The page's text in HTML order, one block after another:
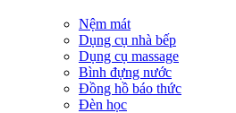
Nệm mát
Dụng cụ nhà bếp
Dụng cụ massage
Bình đựng nước
Đồng hồ báo thức
Đèn học